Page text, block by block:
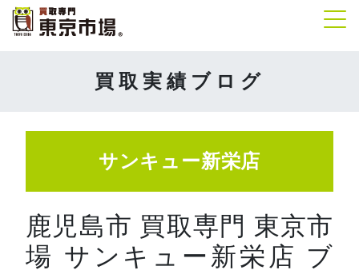
買取実績ブログ
サンキュー新栄店
鹿児島市 買取専門 東京市
場 サンキュー新栄店 ブ